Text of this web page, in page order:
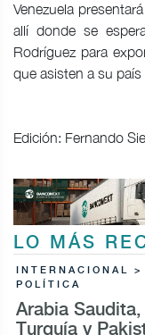
Venezuela
allí donde se
Rodríguez para
que asisten a su
Edición: Fernando
LO MÁS
INTERNACIONAL >
POLÍTICA
Arabia Saudita,
Turquía y